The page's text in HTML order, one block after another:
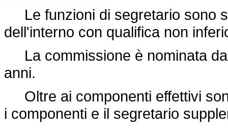
Le funzioni di segretario sono
dell'interno con qualifica non
La commissione è nominata
anni.
Oltre ai componenti effettivi
i componenti e il segretario